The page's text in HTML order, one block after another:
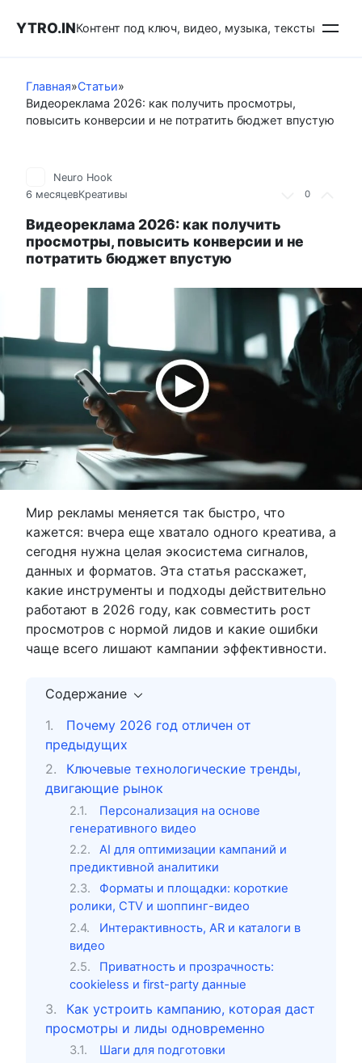
YTRO.INКонтент под ключ, видео, музыка, тексты
Главная»Статьи»
Видеореклама 2026: как получить просмотры,
повысить конверсии и не потратить бюджет впустую
0
Neuro Hook
6 месяцевКреативы
Видеореклама 2026: как получить
просмотры, повысить конверсии и не
потратить бюджет впустую
Мир рекламы меняется так быстро, что
кажется: вчера еще хватало одного креатива, а
сегодня нужна целая экосистема сигналов,
данных и форматов. Эта статья расскажет,
какие инструменты и подходы действительно
работают в 2026 году, как совместить рост
просмотров с нормой лидов и какие ошибки
чаще всего лишают кампании эффективности.
Содержание
Почему 2026 год отличен от
предыдущих
Ключевые технологические тренды,
двигающие рынок
Персонализация на основе
генеративного видео
AI для оптимизации кампаний и
предиктивной аналитики
Форматы и площадки: короткие
ролики, CTV и шоппинг-видео
Интерактивность, AR и каталоги в
видео
Приватность и прозрачность:
cookieless и first-party данные
Как устроить кампанию, которая даст
просмотры и лиды одновременно
Шаги для подготовки